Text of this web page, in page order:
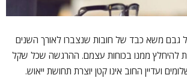
גבם משא כבד של חובות שנצברו לאורך השנים
להיחלץ ממנו בכוחות עצמם. ההרגשה שכל שקל
ועדיין החוב אינו קטן יוצרת תחושת ייאוש.